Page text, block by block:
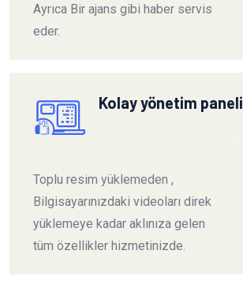
Ayrıca Bir ajans gibi haber servis
eder.
Kolay yönetim paneli
Toplu resim yüklemeden ,
Bilgisayarınızdaki videoları direk
yüklemeye kadar aklınıza gelen
tüm özellikler hizmetinizde.